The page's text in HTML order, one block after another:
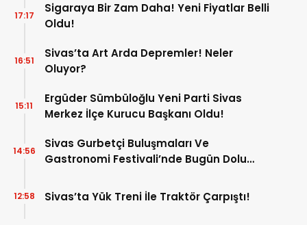
Sigaraya Bir Zam Daha! Yeni Fiyatlar Belli
Oldu!
17:17
Sivas’ta Art Arda Depremler! Neler
Oluyor?
16:51
Ergüder Sümbüloğlu Yeni Parti Sivas
Merkez İlçe Kurucu Başkanı Oldu!
15:11
Sivas Gurbetçi Buluşmaları Ve
Gastronomi Festivali’nde Bugün Dolu
14:56
Sivas’ta Yük Treni İle Traktör Çarpıştı!
12:58